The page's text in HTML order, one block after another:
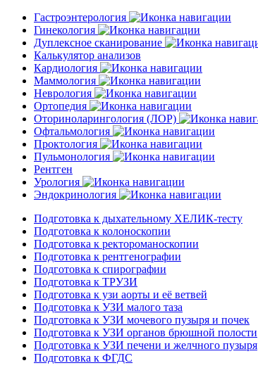
Гастроэнтерология
Гинекология
Дуплексное сканирование
Калькулятор анализов
Кардиология
Маммология
Неврология
Ортопедия
Оториноларингология (ЛОР)
Офтальмология
Проктология
Пульмонология
Рентген
Урология
Эндокринология
Подготовка к дыхательному ХЕЛИК-тесту
Подготовка к колоноскопии
Подготовка к ректороманоскопии
Подготовка к рентгенографии
Подготовка к спирографии
Подготовка к ТРУЗИ
Подготовка к узи аорты и её ветвей
Подготовка к УЗИ малого таза
Подготовка к УЗИ мочевого пузыря и почек
Подготовка к УЗИ органов брюшной полости
Подготовка к УЗИ печени и желчного пузыря
Подготовка к ФГДС